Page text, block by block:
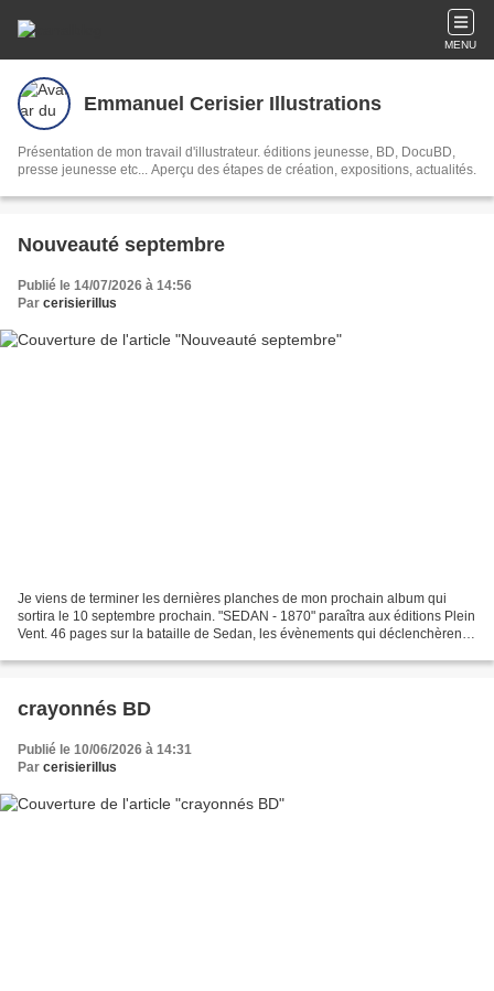
MENU
Emmanuel Cerisier Illustrations
Présentation de mon travail d'illustrateur. éditions jeunesse, BD, DocuBD,
presse jeunesse etc... Aperçu des étapes de création, expositions, actualités.
Nouveauté septembre
Publié le 14/07/2026 à 14:56
Par cerisierillus
Je viens de terminer les dernières planches de mon prochain album qui
sortira le 10 septembre prochain. "SEDAN - 1870" paraîtra aux éditions Plein
Vent. 46 pages sur la bataille de Sedan, les évènements qui déclenchèrent
crayonnés BD
Publié le 10/06/2026 à 14:31
Par cerisierillus